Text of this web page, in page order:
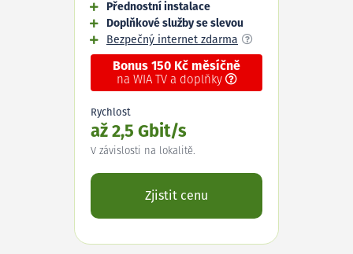
Přednostní instalace
Doplňkové služby se slevou
Bezpečný internet zdarma
Bonus 150 Kč měsíčně
na WIA TV a doplňky
Rychlost
až 2,5 Gbit/s
V závislosti na lokalitě.
Zjistit cenu